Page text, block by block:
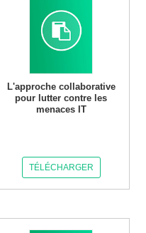
L'approche collaborative
pour lutter contre les
menaces IT
TÉLÉCHARGER